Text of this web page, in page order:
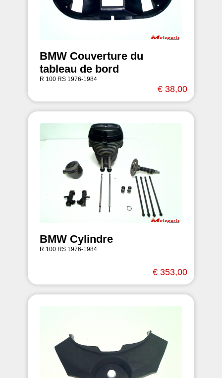
BMW Couverture du
tableau de bord
R 100 RS 1976-1984
€ 38,00
BMW Cylindre
R 100 RS 1976-1984
€ 353,00